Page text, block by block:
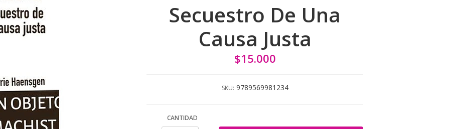
Secuestro De Una
Causa Justa
$15.000
SKU: 9789569981234
CANTIDAD